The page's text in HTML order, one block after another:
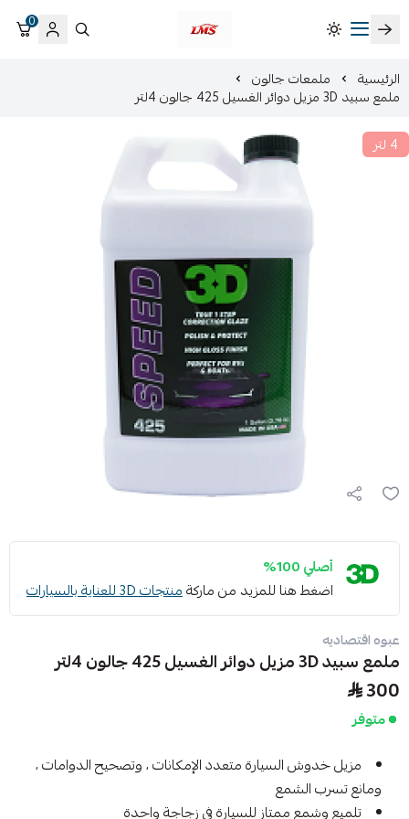
متجر لمسات الشرقية لزينة سيارات LMS
0
الرئيسية ملمعات جالون
ملمع سبيد 3D مزيل دوائر الغسيل 425 جالون 4لتر
4 لتر
أصلي 100%
اضغط هنا للمزيد من ماركةمنتجات 3D للعناية بالسيارات
عبوه اقتصاديه
ملمع سبيد 3D مزيل دوائر الغسيل 425 جالون 4لتر
300
متوفر
مزيل خدوش السيارة متعدد الإمكانات ، وتصحيح الدوامات ،
ومانع تسرب الشمع
تلميع وشمع ممتاز للسيارة في زجاجة واحدة